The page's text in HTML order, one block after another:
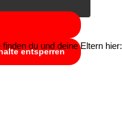
entsperren
du und deine Eltern hier: